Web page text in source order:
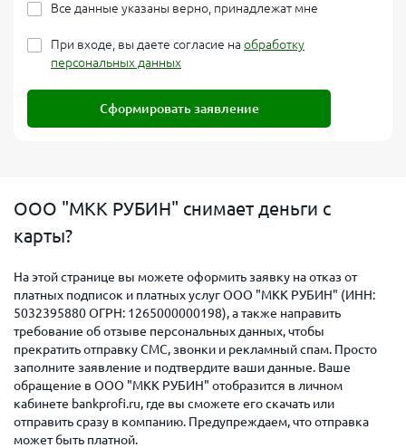
Все данные указаны верно, принадлежат мне
При входе, вы даете согласие на обработку
персональных данных
Сформировать заявление
ООО "МКК РУБИН" снимает деньги с
карты?
На этой странице вы можете оформить заявку на отказ от
платных подписок и платных услуг ООО "МКК РУБИН" (ИНН:
5032395880 ОГРН: 1265000000198), а также направить
требование об отзыве персональных данных, чтобы
прекратить отправку СМС, звонки и рекламный спам. Просто
заполните заявление и подтвердите ваши данные. Ваше
обращение в ООО "МКК РУБИН" отобразится в личном
кабинете bankprofi.ru, где вы сможете его скачать или
отправить сразу в компанию. Предупреждаем, что отправка
может быть платной.